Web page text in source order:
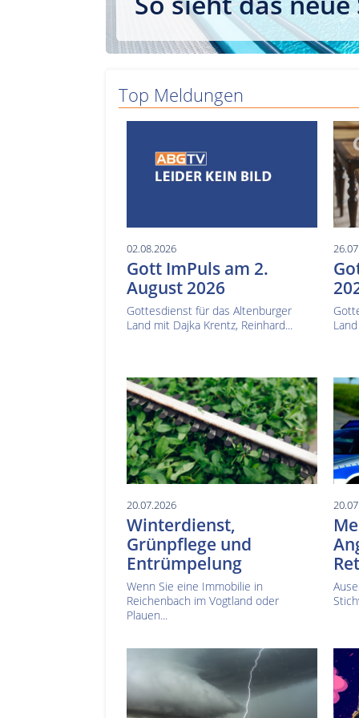
Top Meldungen
02.08.2026
Gott ImPuls am 2.
August 2026
Gottesdienst für das Altenburger
Land mit Dajka Krentz, Reinhard...
20.07.2026
Winterdienst,
Grünpflege und
Entrümpelung
Wenn Sie eine Immobilie in
Reichenbach im Vogtland oder
Plauen...